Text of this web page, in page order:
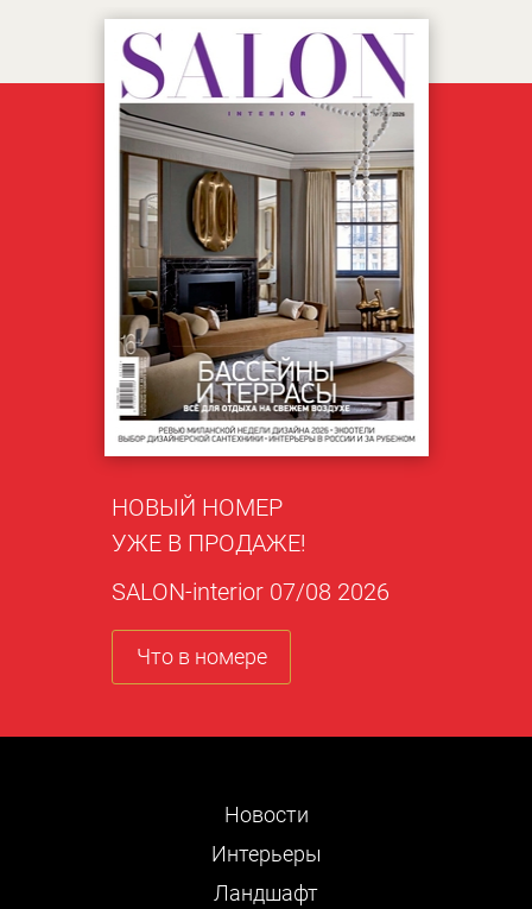
НОВЫЙ НОМЕР
УЖЕ В ПРОДАЖЕ!
SALON-interior 07/08 2026
Что в номере
Новости
Интерьеры
Ландшафт